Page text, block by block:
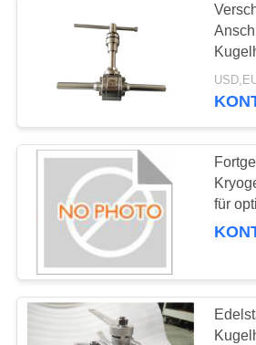
TRETEN
IN
VERBINDUNG
NACHRICHTEN
FÄLLE
für